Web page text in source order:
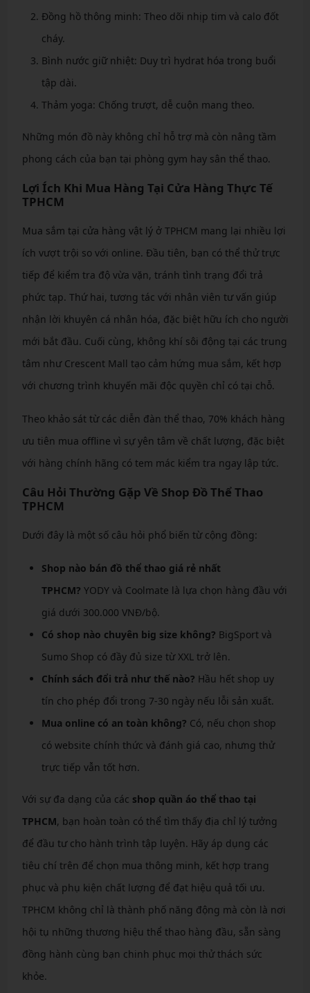
Đồng hồ thông minh: Theo dõi nhịp tim và calo đốt
cháy.
Bình nước giữ nhiệt: Duy trì hydrat hóa trong buổi
tập dài.
Thảm yoga: Chống trượt, dễ cuộn mang theo.
Những món đồ này không chỉ hỗ trợ mà còn nâng tầm
phong cách của bạn tại phòng gym hay sân thể thao.
Lợi Ích Khi Mua Hàng Tại Cửa Hàng Thực Tế
TPHCM
Mua sắm tại cửa hàng vật lý ở TPHCM mang lại nhiều lợi
ích vượt trội so với online. Đầu tiên, bạn có thể thử trực
tiếp để kiểm tra độ vừa vặn, tránh tình trạng đổi trả
phức tạp. Thứ hai, tương tác với nhân viên tư vấn giúp
nhận lời khuyên cá nhân hóa, đặc biệt hữu ích cho người
mới bắt đầu. Cuối cùng, không khí sôi động tại các trung
tâm như Crescent Mall tạo cảm hứng mua sắm, kết hợp
với chương trình khuyến mãi độc quyền chỉ có tại chỗ.
Theo khảo sát từ các diễn đàn thể thao, 70% khách hàng
ưu tiên mua offline vì sự yên tâm về chất lượng, đặc biệt
với hàng chính hãng có tem mác kiểm tra ngay lập tức.
Câu Hỏi Thường Gặp Về Shop Đồ Thể Thao
TPHCM
Dưới đây là một số câu hỏi phổ biến từ cộng đồng:
Shop nào bán đồ thể thao giá rẻ nhất
TPHCM? YODY và Coolmate là lựa chọn hàng đầu với
giá dưới 300.000 VNĐ/bộ.
Có shop nào chuyên big size không? BigSport và
Sumo Shop có đầy đủ size từ XXL trở lên.
Chính sách đổi trả như thế nào? Hầu hết shop uy
tín cho phép đổi trong 7-30 ngày nếu lỗi sản xuất.
Mua online có an toàn không? Có, nếu chọn shop
có website chính thức và đánh giá cao, nhưng thử
trực tiếp vẫn tốt hơn.
Với sự đa dạng của các shop quần áo thể thao tại
TPHCM, bạn hoàn toàn có thể tìm thấy địa chỉ lý tưởng
để đầu tư cho hành trình tập luyện. Hãy áp dụng các
tiêu chí trên để chọn mua thông minh, kết hợp trang
phục và phụ kiện chất lượng để đạt hiệu quả tối ưu.
TPHCM không chỉ là thành phố năng động mà còn là nơi
hội tụ những thương hiệu thể thao hàng đầu, sẵn sàng
đồng hành cùng bạn chinh phục mọi thử thách sức
khỏe.